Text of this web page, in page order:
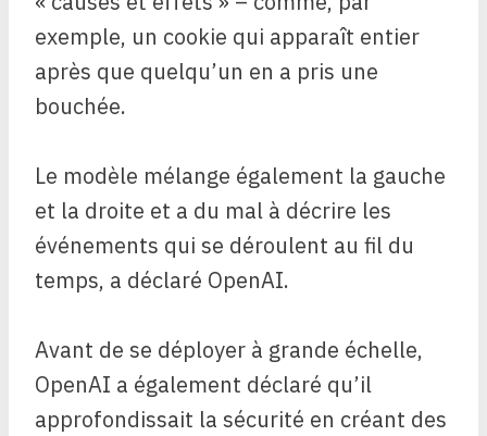
exemple, un cookie qui apparaît entier
après que quelqu’un en a pris une
bouchée.
Le modèle mélange également la gauche
et la droite et a du mal à décrire les
événements qui se déroulent au fil du
temps, a déclaré OpenAI.
Avant de se déployer à grande échelle,
OpenAI a également déclaré qu’il
approfondissait la sécurité en créant des